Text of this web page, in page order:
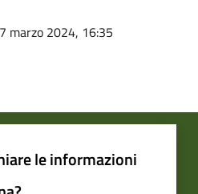
marzo 2024, 16:35
le informazioni